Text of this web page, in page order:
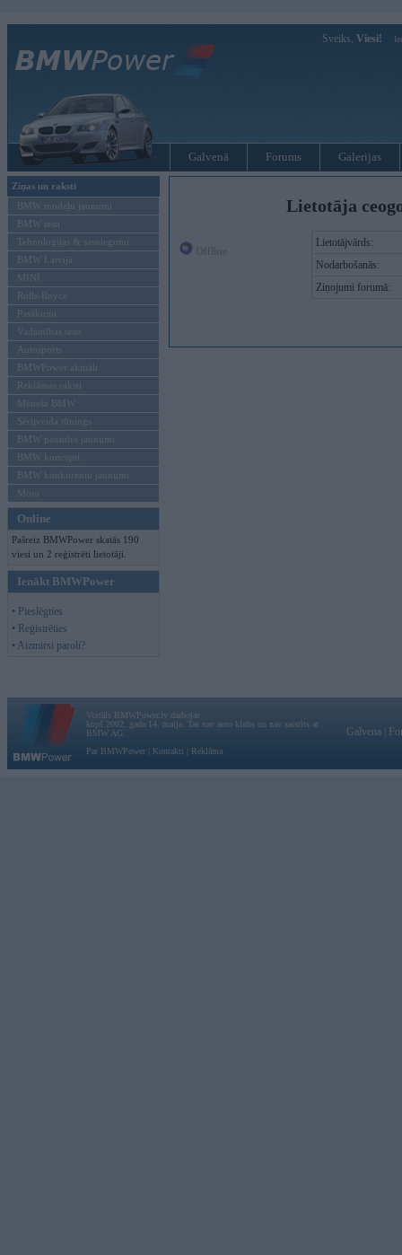
Sveiks, Viesi!
Galvenā Forums Galerijas
Ziņas un raksti
BMW modeļu jaunumi
BMW testi
Tehnoloģijas & sasniegumi
BMW Latvijā
MINI
Rolls-Royce
Pasākumi
Vadāmības tests
Autosports
BMWPower aktuāli
Reklāmas raksti
Mēneša BMW
Sērijveida tūnings
BMW pasaules jaunumi
BMW koncepti
BMW konkurentu jaunumi
Moto
Online
Pašreiz BMWPower skatās 190
viesi un 2 reģistrēti lietotāji.
Ienākt BMWPower
• Pieslēgties
• Reģistrēties
• Aizmirsi paroli?
Lietotāja
Lietotājvārds:
Nodarbošanās:
Ziņojumi forumā:
Vortāls BMWPower.lv darbojas
kopš 2002. gada 14. maija. Tas nav auto klubs un nav saistīts ar
BMW AG.
Par BMWPower
Kontakti Reklāma
Galvena